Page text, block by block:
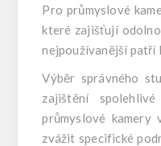
Pro průmyslové
které zajišťují
nejpoužívanější patří
Výběr správného
zajištění
průmyslové kamery
zvážit specifické